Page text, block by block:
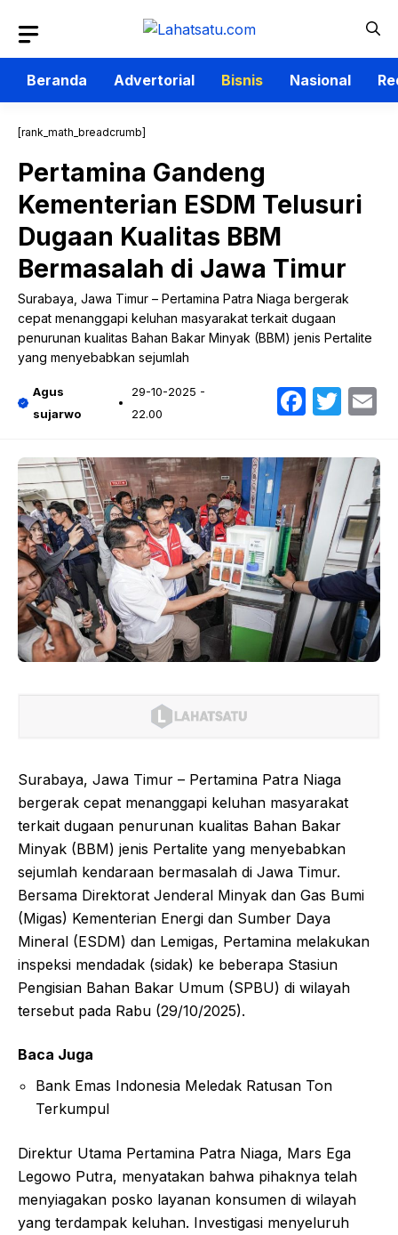
isi
Beranda
Advertorial Bisnis Nasional
[rank_math_breadcrumb]
Pertamina Gandeng
Kementerian ESDM Telusuri
Dugaan Kualitas BBM
Bermasalah di Jawa Timur
Surabaya, Jawa Timur – Pertamina Patra Niaga bergerak
cepat menanggapi keluhan masyarakat terkait dugaan
penurunan kualitas Bahan Bakar Minyak (BBM) jenis Pertalite
yang menyebabkan sejumlah
Agus
sujarwo
29-10-2025 -
22.00
Surabaya, Jawa Timur – Pertamina Patra Niaga
bergerak cepat menanggapi keluhan masyarakat
terkait dugaan penurunan kualitas Bahan Bakar
Minyak (BBM) jenis Pertalite yang menyebabkan
sejumlah kendaraan bermasalah di Jawa Timur.
Bersama Direktorat Jenderal Minyak dan Gas Bumi
(Migas) Kementerian Energi dan Sumber Daya
Mineral (ESDM) dan Lemigas, Pertamina melakukan
inspeksi mendadak (sidak) ke beberapa Stasiun
Pengisian Bahan Bakar Umum (SPBU) di wilayah
tersebut pada Rabu (29/10/2025).
Baca Juga
Bank Emas Indonesia Meledak Ratusan Ton
Terkumpul
Direktur Utama Pertamina Patra Niaga, Mars Ega
Legowo Putra, menyatakan bahwa pihaknya telah
menyiagakan posko layanan konsumen di wilayah
yang terdampak keluhan. Investigasi menyeluruh